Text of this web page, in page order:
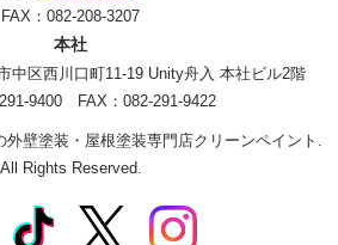
FAX：082-208-3207
本社
中区西川口町11-19 Unity舟入 本社ビル2階
9400 FAX：082-291-9422
壁塗装・屋根塗装専門店クリーンペイント.
All Rights Reserved.